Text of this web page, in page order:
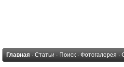
Главная · Статьи · Поиск · Фотогалерея ·